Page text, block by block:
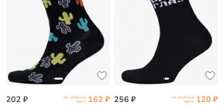
202 ₽ по клубной
карте 162 ₽ 256 ₽ по клубной
карте 120 ₽